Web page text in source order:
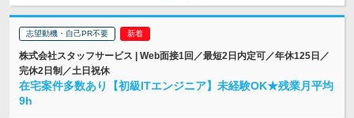
志望動機・自己PR不要
株式会社スタッフサービス | Web面接1回／最短2日内定可／年休125日／
完休2日制／土日祝休
在宅案件多数あり【初級ITエンジニア】未経験OK★残業月平均
9h